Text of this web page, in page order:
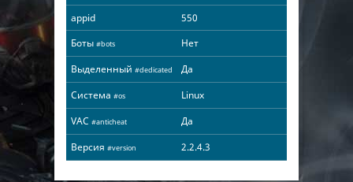
appid
550
Боты #bots
Нет
Выделенный #dedicated
Да
Система #os
Linux
VAC #anticheat
Да
Версия #version 2.2.4.3